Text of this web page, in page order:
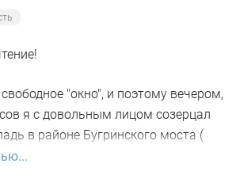
"окно", и поэтому вечером,
я с довольным лицом созерцал
в районе Бугринского моста (